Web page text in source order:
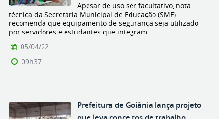
Apesar de uso ser facultativo, nota
técnica da Secretaria Municipal de Educação (SME)
recomenda que equipamento de segurança seja utilizado
por servidores e estudantes que integram...
05/04/22
09h37
Prefeitura de Goiânia lança projeto